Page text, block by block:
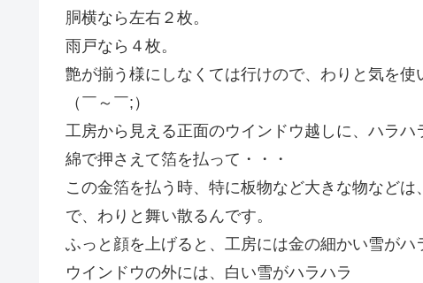
胴横なら左右２枚。
雨戸なら４枚。
艶が揃う様にしなくては行けので、わりと気を使
（￣～￣;）
工房から見える正面のウインドウ越しに、ハラ
綿で押さえて箔を払って・・・
この金箔を払う時、特に板物など大きな物など
で、わりと舞い散るんです。
ふっと顔を上げると、工房には金の細かい雪がハ
ウインドウの外には、白い雪がハラハラ